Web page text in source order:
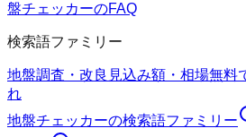
盤チェッカーのFAQ
検索語ファミリー
地盤調査・改良 見込み額・相場無料
れ
地盤チェッカーの検索語ファミリー